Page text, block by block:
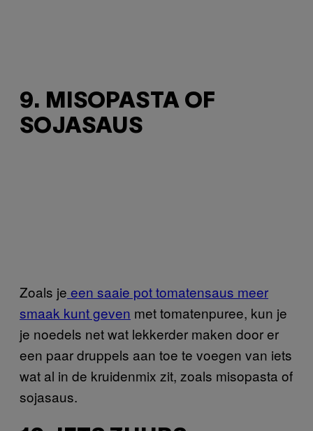
9. MISOPASTA OF
SOJASAUS
Zoals je een saaie pot tomatensaus meer
smaak kunt geven met tomatenpuree, kun je
je noedels net wat lekkerder maken door er
een paar druppels aan toe te voegen van iets
wat al in de kruidenmix zit, zoals misopasta of
sojasaus.